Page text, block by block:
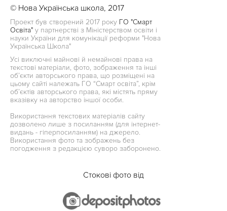
© Нова Українська школа, 2017
Проект був створений 2017 року ГО "Смарт
Освіта" у партнерстві з Міністерством освіти і
науки України для комунікації реформи "Нова
Українська Школа"
Усі виключні майнові й немайнові права на
текстові матеріали, фото, зображення та інші
об’єкти авторського права, що розміщені на
цьому сайті належать ГО “Смарт освіта”, крім
об’єктів авторського права, які містять пряму
вказівку на авторство іншої особи.
Використання текстових матеріалів сайту
дозволено лише з посиланням (для інтернет-
видань - гіперпосиланням) на джерело.
Використання фото та зображень без
погодження з редакцією суворо заборонено.
Стокові фото від